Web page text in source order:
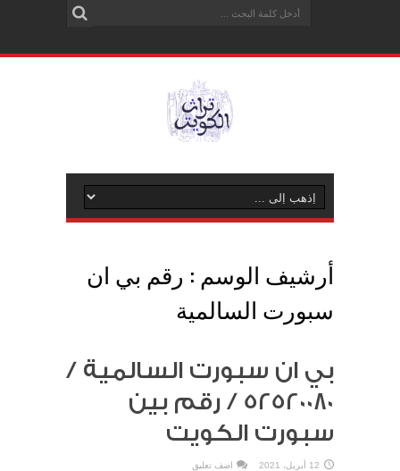
أرشيف الوسم : رقم بي ان
سبورت السالمية
بي ان سبورت السالمية /
52520080 / رقم بين
سبورت الكويت
12 أبريل، 2021 اضف تعليق